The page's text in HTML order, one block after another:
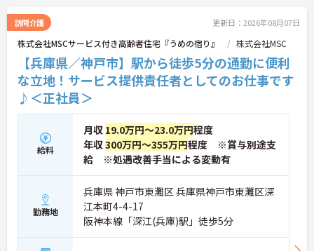
訪問介護 更新日：2026年08月07日
株式会社MSCサービス付き高齢者住宅『うめの宿り』 株式会社MSC
【兵庫県／神戸市】駅から徒歩5分の通勤に便利
な立地！サービス提供責任者としてのお仕事です
♪＜正社員＞
給料
月収 19.0万円～23.0万円程度
年収300万円～355万円程度 ※賞与別途支
給 ※処遇改善手当による変動有
勤務地
兵庫県 神戸市東灘区 兵庫県神戸市東灘区深
江本町4-4-17
阪神本線「深江(兵庫)駅」徒歩5分